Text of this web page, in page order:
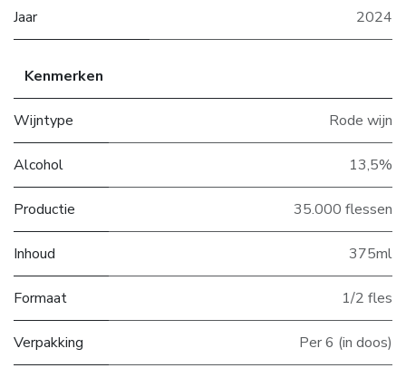
Jaar 2024
Kenmerken
Wijntype Rode wijn
Alcohol 13,5%
Productie 35.000 flessen
Inhoud 375ml
Formaat 1/2 fles
Verpakking Per 6 (in doos)